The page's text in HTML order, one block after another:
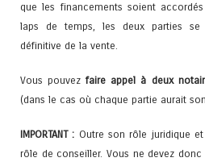
que les financements soient
laps de temps, les deux parties se
définitive de la vente.
Vous pouvezfaire appel à deux
(dans le cas où chaque partie aurait
IMPORTANT : Outre son rôle juridique
rôle de conseiller. Vous ne devez